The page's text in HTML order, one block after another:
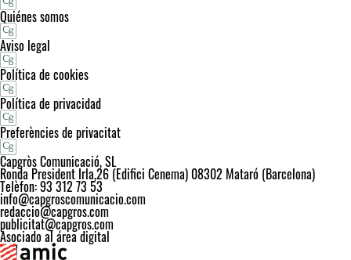
Quiénes somos
Aviso legal
Política de cookies
Política de privacidad
Preferències de privacitat
Capgròs Comunicació, SL
Ronda President Irla,26 (Edifici Cenema) 08302 Mataró (Barcelona)
Telèfon: 93 312 73 53
info@capgroscomunicacio.com
redaccio@capgros.com
publicitat@capgros.com
Asociado al área digital